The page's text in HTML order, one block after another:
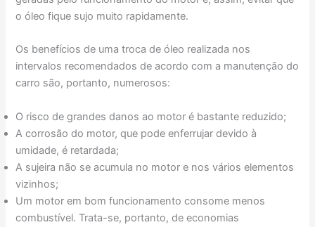
o óleo fique sujo muito rapidamente.
Os benefícios de uma troca de óleo realizada nos
intervalos recomendados de acordo com a manutenção do
carro são, portanto, numerosos:
O risco de grandes danos ao motor é bastante reduzido;
A corrosão do motor, que pode enferrujar devido à
umidade, é retardada;
A sujeira não se acumula no motor e nos vários elementos
vizinhos;
Um motor em bom funcionamento consome menos
combustível. Trata-se, portanto, de economias